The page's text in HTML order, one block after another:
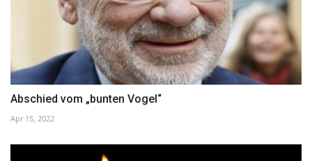
Abschied vom „bunten Vogel“
Apr 15, 2022